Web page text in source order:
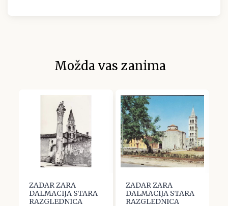
Možda vas zanima
ZADAR ZARA
DALMACIJA STARA
RAZGLEDNICA
ZADAR ZARA
DALMACIJA STARA
RAZGLEDNICA